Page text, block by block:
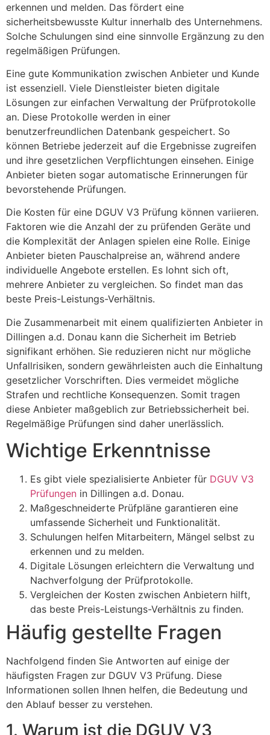
erkennen und melden. Das fördert eine
sicherheitsbewusste Kultur innerhalb des Unternehmens.
Solche Schulungen sind eine sinnvolle Ergänzung zu den
regelmäßigen Prüfungen.
Eine gute Kommunikation zwischen Anbieter und Kunde
ist essenziell. Viele Dienstleister bieten digitale
Lösungen zur einfachen Verwaltung der Prüfprotokolle
an. Diese Protokolle werden in einer
benutzerfreundlichen Datenbank gespeichert. So
können Betriebe jederzeit auf die Ergebnisse zugreifen
und ihre gesetzlichen Verpflichtungen einsehen. Einige
Anbieter bieten sogar automatische Erinnerungen für
bevorstehende Prüfungen.
Die Kosten für eine DGUV V3 Prüfung können variieren.
Faktoren wie die Anzahl der zu prüfenden Geräte und
die Komplexität der Anlagen spielen eine Rolle. Einige
Anbieter bieten Pauschalpreise an, während andere
individuelle Angebote erstellen. Es lohnt sich oft,
mehrere Anbieter zu vergleichen. So findet man das
beste Preis-Leistungs-Verhältnis.
Die Zusammenarbeit mit einem qualifizierten Anbieter in
Dillingen a.d. Donau kann die Sicherheit im Betrieb
signifikant erhöhen. Sie reduzieren nicht nur mögliche
Unfallrisiken, sondern gewährleisten auch die Einhaltung
gesetzlicher Vorschriften. Dies vermeidet mögliche
Strafen und rechtliche Konsequenzen. Somit tragen
diese Anbieter maßgeblich zur Betriebssicherheit bei.
Regelmäßige Prüfungen sind daher unerlässlich.
Wichtige Erkenntnisse
Es gibt viele spezialisierte Anbieter für DGUV V3
Prüfungen in Dillingen a.d. Donau.
Maßgeschneiderte Prüfpläne garantieren eine
umfassende Sicherheit und Funktionalität.
Schulungen helfen Mitarbeitern, Mängel selbst zu
erkennen und zu melden.
Digitale Lösungen erleichtern die Verwaltung und
Nachverfolgung der Prüfprotokolle.
Vergleichen der Kosten zwischen Anbietern hilft,
das beste Preis-Leistungs-Verhältnis zu finden.
Häufig gestellte Fragen
Nachfolgend finden Sie Antworten auf einige der
häufigsten Fragen zur DGUV V3 Prüfung. Diese
Informationen sollen Ihnen helfen, die Bedeutung und
den Ablauf besser zu verstehen.
1. Warum ist die DGUV V3